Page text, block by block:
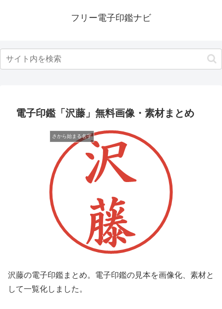
フリー電子印鑑ナビ
電子印鑑「沢藤」無料画像・素材まとめ
さから始まる名字
沢藤の電子印鑑まとめ。電子印鑑の見本を画像化、素材と
して一覧化しました。